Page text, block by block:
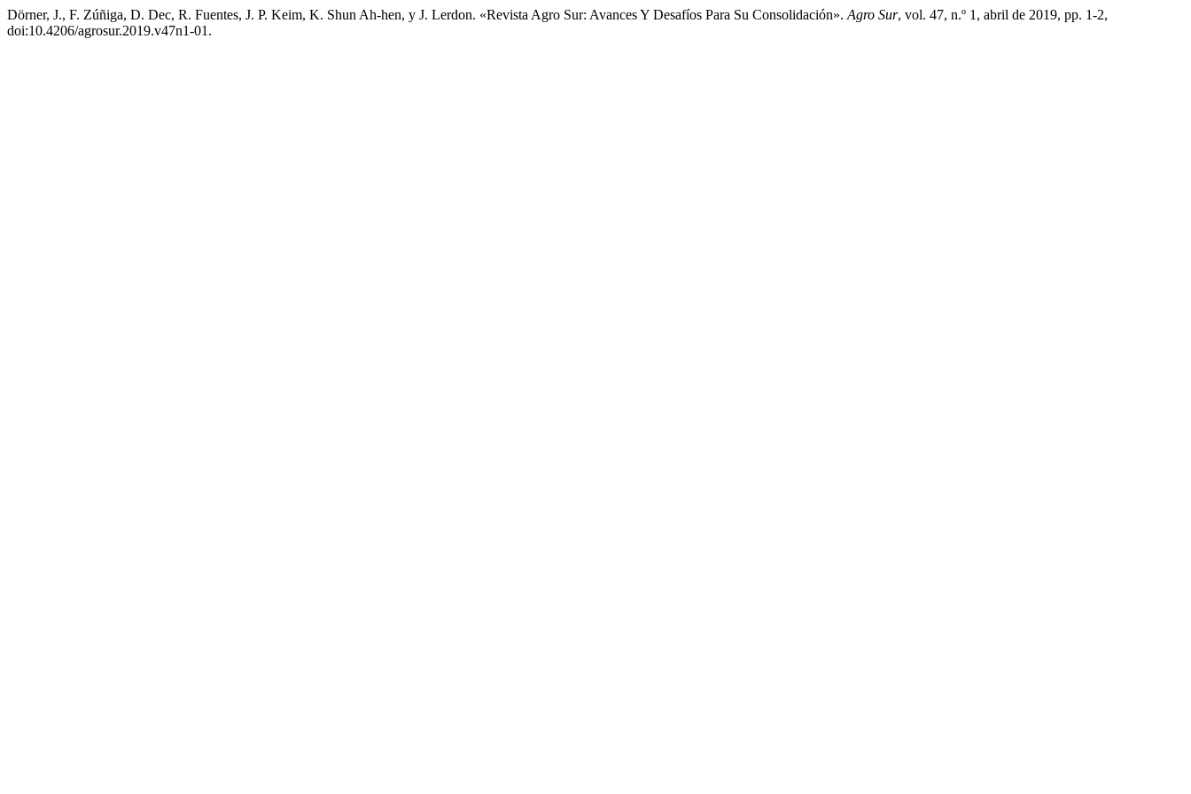
Dörner, J., F. Zúñiga, D. Dec, R. Fuentes, J. P. Keim, K. Shun Ah-hen, y J. Lerdon. «Revista Agro Sur: Avances Y Desafíos Para Su Consolidación». Agro Sur, vol. 47, n.º 1, abril de 2019, pp. 1-2,
doi:10.4206/agrosur.2019.v47n1-01.